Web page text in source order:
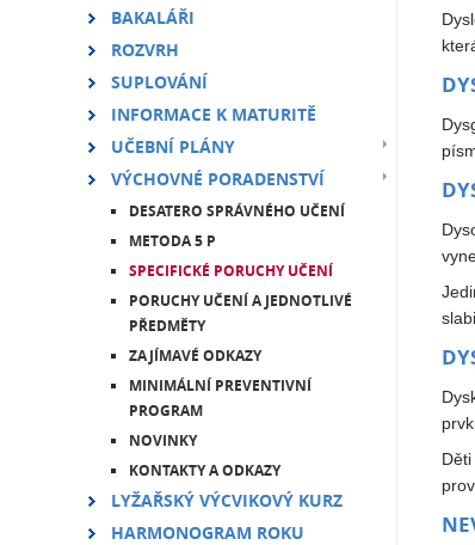
BAKALÁŘI
ROZVRH
SUPLOVÁNÍ
INFORMACE K MATURITĚ
UČEBNÍ PLÁNY
VÝCHOVNÉ PORADENSTVÍ
DESATERO SPRÁVNÉHO UČENÍ
METODA 5 P
SPECIFICKÉ PORUCHY UČENÍ
PORUCHY UČENÍ A JEDNOTLIVÉ
PŘEDMĚTY
ZAJÍMAVÉ ODKAZY
MINIMÁLNÍ PREVENTIVNÍ
PROGRAM
NOVINKY
KONTAKTY A ODKAZY
LYŽAŘSKÝ VÝCVIKOVÝ KURZ
HARMONOGRAM ROKU